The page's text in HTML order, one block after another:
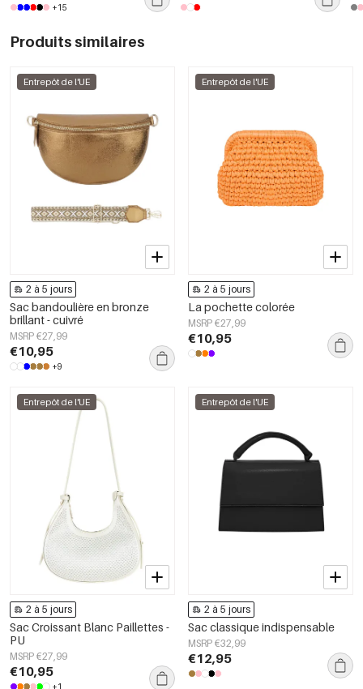
+15
Produits similaires
Entrepôt de l'UE
2 à 5 jours
Sac bandoulière en bronze
brillant - cuivré
MSRP €27,99
€10,95
+9
Entrepôt de l'UE
2 à 5 jours
La pochette colorée
MSRP €27,99
€10,95
Entrepôt de l'UE
2 à 5 jours
Sac Croissant Blanc Paillettes -
PU
MSRP €27,99
€10,95
+1
Entrepôt de l'UE
2 à 5 jours
Sac classique indispensable
MSRP €32,99
€12,95